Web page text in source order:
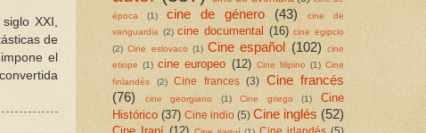
XXI,
de
el
época
(1) cine de género (43)
cine de
vanguardia (2) cine documental (16) cine egipcio
(2) Cine eslovaco (1) Cine español (102) cine
etiope (1) cine europeo (12) Cine filipino (1) Cine
finlandés
(2) Cine frances (3)
Cine francés
(76)
cine georgiano (1) Cine griego (1)
Cine
Histórico (37) Cine indio (5) Cine inglés (52)
Cine irlandés (5)